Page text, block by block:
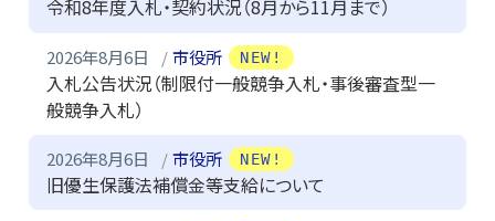
令和8年度入札・契約状況（8月から11月まで）
2026年8月6日 市役所
入札公告状況（制限付一般競争入札・事後審査型一
般競争入札）
NEW!
2026年8月6日 市役所
旧優生保護法補償金等支給について
NEW!